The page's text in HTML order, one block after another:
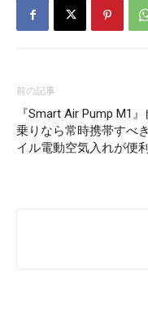
前の記事
『Smart Air Pump M1
乗りなら常時携帯すべ
イル電動空気入れが便